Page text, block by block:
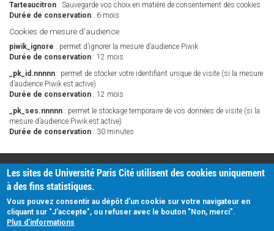
Tarteaucitron : Sauvegarde vos choix en matière de consentement des cookies
Durée de conservation : 6 mois
Cookies de mesure d'audience
piwik_ignore : permet d’ignorer la mesure d’audience Piwik
Durée de conservation : 12 mois
_pk_id.nnnnn : permet de stocker votre identifiant unique de visite (si la mesure
d’audience Piwik est active)
Durée de conservation : 12 mois
_pk_ses.nnnnn : permet le stockage temporaire de vos données de visite (si la
mesure d’audience Piwik est active)
Durée de conservation : 30 minutes
PRATIQUE
Plan d'accès
Intranet
Mentions légales
Données personnelles
Les sites de Université Paris Cité utilisent des cookies uniquement
à des fins statistiques.
Vous pouvez consentir au dépôt d'un cookie sur votre navigateur en
cliquant sur "J'accepte", ou refuser avec le bouton "Non, merci".
Plus d'informations